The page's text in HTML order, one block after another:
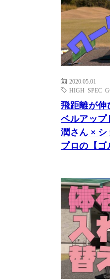
2020.05.01
HIGH SPEC
飛距離が伸
ベルアップ
潤さん ×
プロの【ゴ